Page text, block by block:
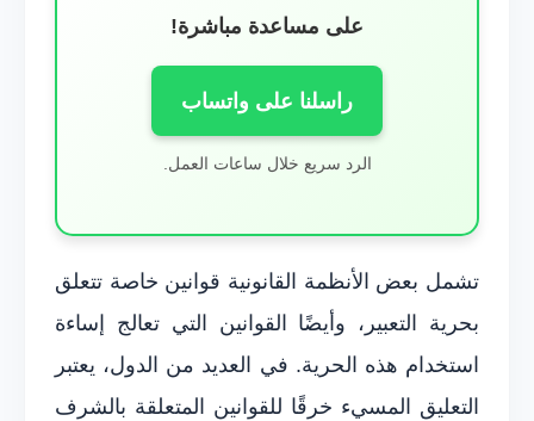
على مساعدة مباشرة!
راسلنا على واتساب
الرد سريع خلال ساعات العمل.
تشمل بعض الأنظمة القانونية قوانين خاصة تتعلق
بحرية التعبير، وأيضًا القوانين التي تعالج إساءة
استخدام هذه الحرية. في العديد من الدول، يعتبر
التعليق المسيء خرقًا للقوانين المتعلقة بالشرف